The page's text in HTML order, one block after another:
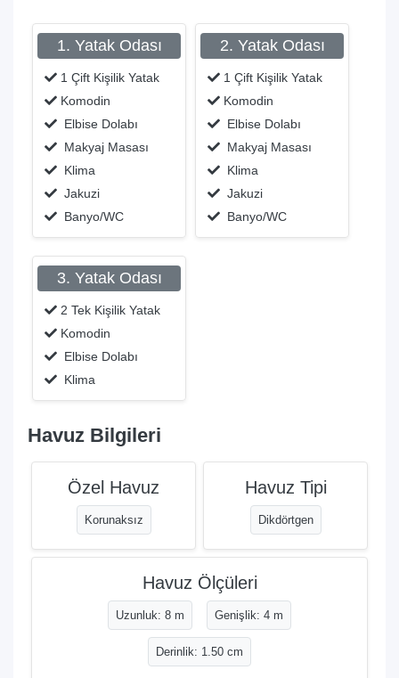
1. Yatak Odası
1 Çift Kişilik Yatak
Komodin
Elbise Dolabı
Makyaj Masası
Klima
Jakuzi
Banyo/WC
2. Yatak Odası
1 Çift Kişilik Yatak
Komodin
Elbise Dolabı
Makyaj Masası
Klima
Jakuzi
Banyo/WC
3. Yatak Odası
2 Tek Kişilik Yatak
Komodin
Elbise Dolabı
Klima
Havuz Bilgileri
Özel Havuz
Korunaksız
Havuz Tipi
Dikdörtgen
Havuz Ölçüleri
Uzunluk: 8 m Genişlik: 4 m
Derinlik: 1.50 cm